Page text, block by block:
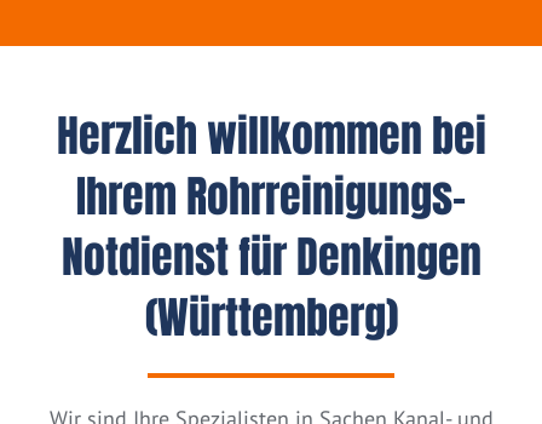
Herzlich willkommen bei
Ihrem Rohrreinigungs-
Notdienst für Denkingen
(Württemberg)